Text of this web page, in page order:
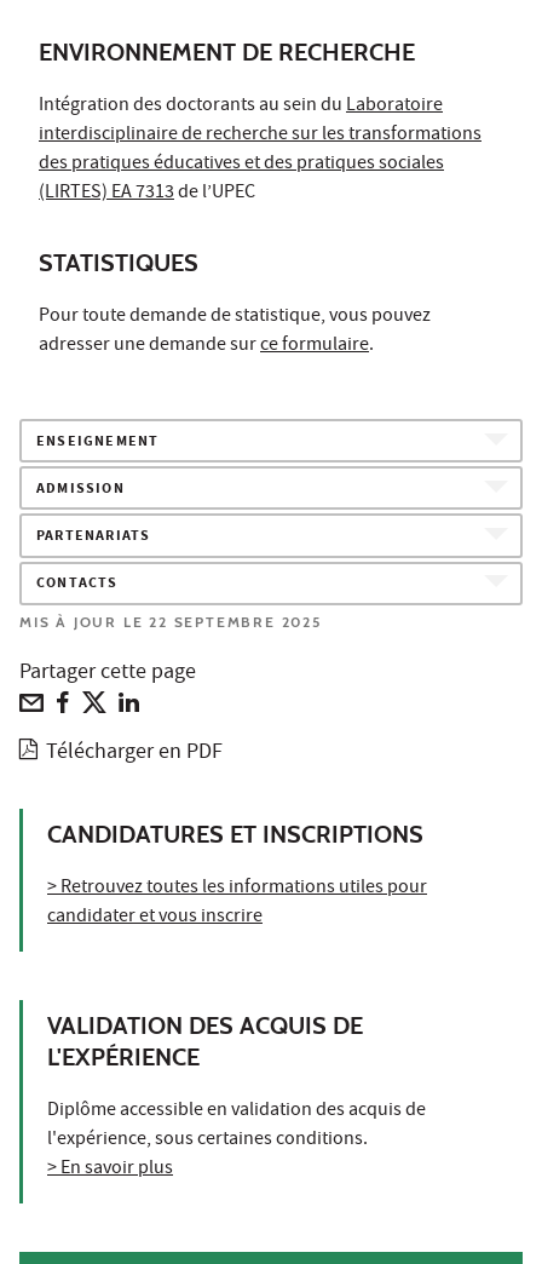
ENVIRONNEMENT DE RECHERCHE
Intégration des doctorants au sein duLaboratoire
interdisciplinaire de recherche sur les transformations
des pratiques éducatives et des pratiques sociales
(LIRTES) EA 7313de l’UPEC
STATISTIQUES
Pour toute demande de statistique, vous pouvez
adresser une demande surce formulaire.
ENSEIGNEMENT
ADMISSION
PARTENARIATS
CONTACTS
MIS À JOUR LE 22 SEPTEMBRE 2025
Partager cette page
Télécharger en PDF
CANDIDATURES ET INSCRIPTIONS
> Retrouvez toutes les informations utiles pour
candidater et vous inscrire
VALIDATION DES ACQUIS DE
L'EXPÉRIENCE
Diplôme accessible en validation des acquis de
l'expérience, sous certaines conditions.
> En savoir plus